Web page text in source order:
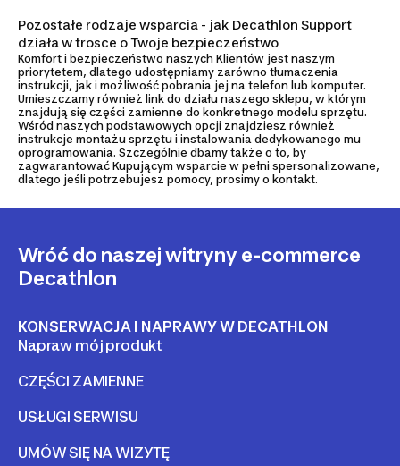
Pozostałe rodzaje wsparcia - jak Decathlon Support
działa w trosce o Twoje bezpieczeństwo
Komfort i bezpieczeństwo naszych Klientów jest naszym
priorytetem, dlatego udostępniamy zarówno tłumaczenia
instrukcji, jak i możliwość pobrania jej na telefon lub komputer.
Umieszczamy również link do działu naszego sklepu, w którym
znajdują się części zamienne do konkretnego modelu sprzętu.
Wśród naszych podstawowych opcji znajdziesz również
instrukcje montażu sprzętu i instalowania dedykowanego mu
oprogramowania. Szczególnie dbamy także o to, by
zagwarantować Kupującym wsparcie w pełni spersonalizowane,
dlatego jeśli potrzebujesz pomocy, prosimy o kontakt.
Wróć do naszej witryny e-commerce
Decathlon
KONSERWACJA I NAPRAWY W DECATHLON
Napraw mój produkt
CZĘŚCI ZAMIENNE
USŁUGI SERWISU
UMÓW SIĘ NA WIZYTĘ